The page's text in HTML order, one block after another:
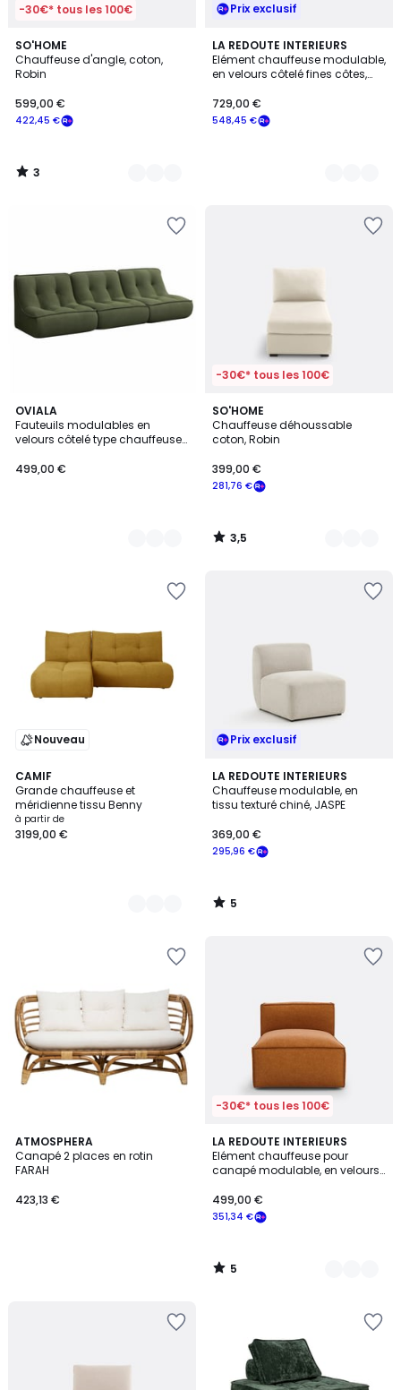
-30€* tous les 100€
SO'HOME
Chauffeuse d'angle, coton,
Robin
422,45 €
599,00 €
3
/
5
5
Couleurs
3
/
Prix exclusif
LA REDOUTE INTERIEURS
Elément chauffeuse modulable,
en velours côtelé fines côtes,
548,45 €
729,00 €
5
Couleurs
OVIALA
Fauteuils modulables en
velours côtelé type chauffeuse
499,00 €
3
Couleurs
-30€* tous les 100€
SO'HOME
Chauffeuse déhoussable
coton, Robin
281,76 €
399,00 €
3,5
/ 5
5
Couleurs
3,5
/
Nouveau
CAMIF
Grande chauffeuse et
méridienne tissu Benny
à partir de
3199,00 €
3
Couleurs
Prix exclusif
LA REDOUTE INTERIEURS
Chauffeuse modulable, en
tissu texturé chiné, JASPE
295,96 €
369,00 €
5
/
5
5
/
ATMOSPHERA
Canapé 2 places en rotin
FARAH
423,13 €
-30€* tous les 100€
LA REDOUTE INTERIEURS
Elément chauffeuse pour
canapé modulable, en velours
351,34 €
499,00 €
5
/
5
3
Couleurs
5
/